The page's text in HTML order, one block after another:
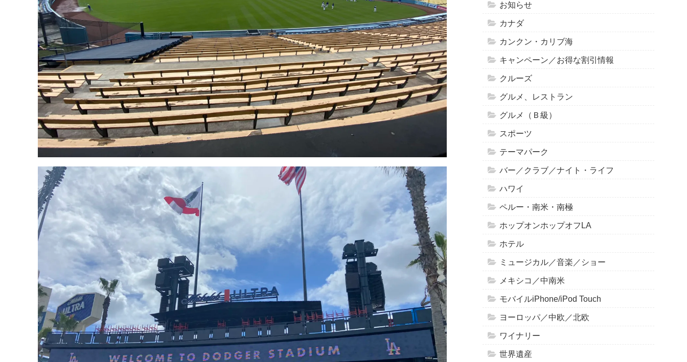
お知らせ
カナダ
カンクン・カリブ海
キャンペーン／お得な割引情報
クルーズ
グルメ、レストラン
グルメ（Ｂ級）
スポーツ
テーマパーク
バー／クラブ／ナイト・ライフ
ハワイ
ペルー・南米・南極
ホップオンホップオフLA
ホテル
ミュージカル／音楽／ショー
メキシコ／中南米
モバイルiPhone/iPod Touch
ヨーロッパ／中欧／北欧
ワイナリー
世界遺産